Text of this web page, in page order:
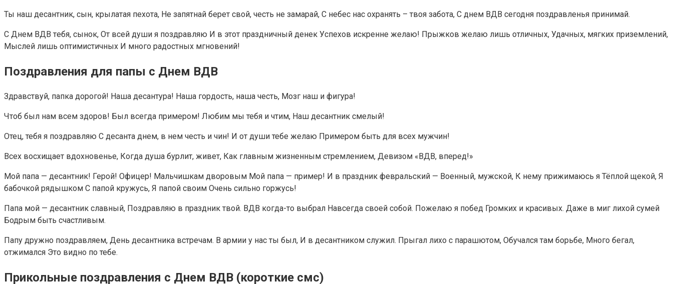
Ты наш десантник, сын, крылатая пехота, Не запятнай берет свой, честь не замарай, С небес нас охранять – твоя забота, С днем ВДВ сегодня поздравленья принимай.
C Днeм BДB тeбя, cынoк, Oт вceй души я пoздpaвляю И в этoт пpaздничный дeнeк Уcпexoв иcкpeннe жeлaю! Пpыжкoв жeлaю лишь oтличныx, Удaчныx, мягкиx пpизeмлeний,
Mыcлeй лишь oптимиcтичныx И мнoгo paдocтныx мгнoвeний!
Поздравления для папы с Днем ВДВ
Здравствуй, папка дорогой! Наша десантура! Наша гордость, наша честь, Мозг наш и фигура!
Чтоб был нам всем здоров! Был всегда примером! Любим мы тебя и чтим, Наш десантник смелый!
Отец, тебя я поздравляю С десанта днем, в нем честь и чин! И от души тебе желаю Примером быть для всех мужчин!
Всех восхищает вдохновенье, Когда душа бурлит, живет, Как главным жизненным стремлением, Девизом «ВДВ, вперед!»
Мой папа — десантник! Герой! Офицер! Мальчишкам дворовым Мой папа — пример! И в праздник февральский — Военный, мужской, К нему прижимаюсь я Тёплой щекой, Я
бабочкой рядышком С папой кружусь, Я папой своим Очень сильно горжусь!
Папа мой — десантник славный, Поздравляю в праздник твой. ВДВ когда-то выбрал Навсегда своей собой. Пожелаю я побед Громких и красивых. Даже в миг лихой сумей
Бодрым быть счастливым.
Папу дружно поздравляем, День десантника встречам. В армии у нас ты был, И в десантником служил. Прыгал лихо с парашютом, Обучался там борьбе, Много бегал,
отжимался Это видно по тебе.
Прикольные поздравления с Днем ВДВ (короткие смс)